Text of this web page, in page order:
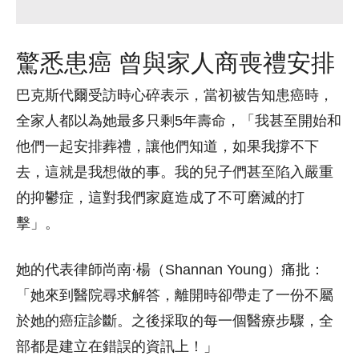
驚悉患癌 曾與家人商喪禮安排
巴克斯代爾受訪時心碎表示，當初被告知患癌時，
全家人都以為她最多只剩5年壽命，「我甚至開始和
他們一起安排葬禮，讓他們知道，如果我撐不下
去，這就是我想做的事。我的兒子們甚至陷入嚴重
的抑鬱症，這對我們家庭造成了不可磨滅的打
擊」。
她的代表律師尚南·楊（Shannan Young）痛批：
「她來到醫院尋求解答，離開時卻帶走了一份不屬
於她的癌症診斷。之後採取的每一個醫療步驟，全
部都是建立在錯誤的資訊上！」